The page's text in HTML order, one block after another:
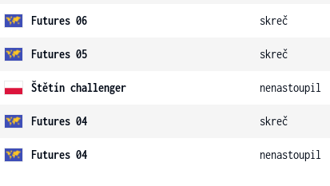
Futures 06 skreč
Futures 05 skreč
Štětín challenger nenastoupil
Futures 04 skreč
Futures 04 nenastoupil